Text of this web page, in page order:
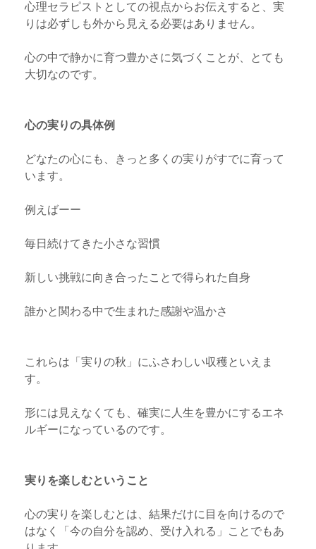
心理セラピストとしての視点からお伝えすると、実
りは必ずしも外から見える必要はありません。
心の中で静かに育つ豊かさに気づくことが、とても
大切なのです。
心の実りの具体例
どなたの心にも、きっと多くの実りがすでに育って
います。
例えばーー
毎日続けてきた小さな習慣
新しい挑戦に向き合ったことで得られた自身
誰かと関わる中で生まれた感謝や温かさ
これらは「実りの秋」にふさわしい収穫といえま
す。
形には見えなくても、確実に人生を豊かにするエネ
ルギーになっているのです。
実りを楽しむということ
心の実りを楽しむとは、結果だけに目を向けるので
はなく「今の自分を認め、受け入れる」ことでもあ